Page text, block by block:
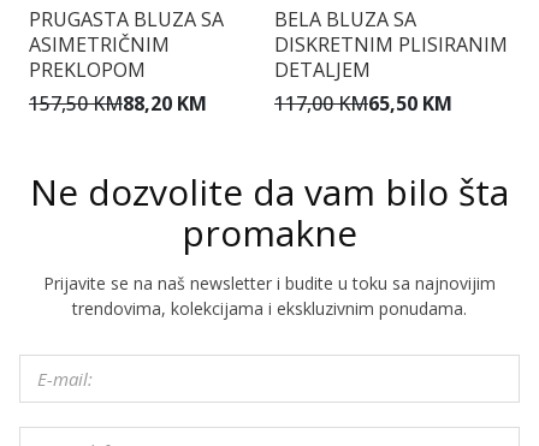
PRUGASTA BLUZA SA
ASIMETRIČNIM
PREKLOPOM
157,50 KM88,20 KM
BELA BLUZA SA
DISKRETNIM PLISIRANIM
DETALJEM
117,00 KM65,50 KM
Ne dozvolite da vam bilo šta
promakne
Prijavite se na naš newsletter i budite u toku sa najnovijim
trendovima, kolekcijama i ekskluzivnim ponudama.